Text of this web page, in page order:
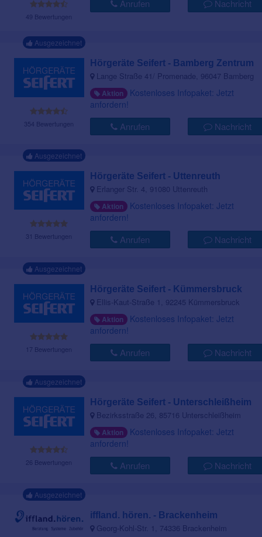
49 Bewertungen
Anrufen Nachricht
Ausgezeichnet
354 Bewertungen
Hörgeräte Seifert - Bamberg Zentrum
Lange Straße 41/ Promenade, 96047 Bamberg
Aktion Kostenloses Infopaket: Jetzt
anfordern!
Anrufen Nachricht
Ausgezeichnet
31 Bewertungen
Hörgeräte Seifert - Uttenreuth
Erlanger Str. 4, 91080 Uttenreuth
Aktion Kostenloses Infopaket: Jetzt
anfordern!
Anrufen Nachricht
Ausgezeichnet
17 Bewertungen
Hörgeräte Seifert - Kümmersbruck
Ellis-Kaut-Straße 1, 92245 Kümmersbruck
Aktion Kostenloses Infopaket: Jetzt
anfordern!
Anrufen Nachricht
Ausgezeichnet
26 Bewertungen
Hörgeräte Seifert - Unterschleißheim
Bezirksstraße 26, 85716 Unterschleißheim
Aktion Kostenloses Infopaket: Jetzt
anfordern!
Anrufen Nachricht
Ausgezeichnet
iffland. hören. - Brackenheim
Georg-Kohl-Str. 1, 74336 Brackenheim